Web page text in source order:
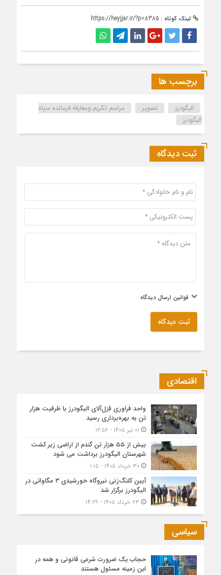
لینک کوتاه : https://heyjjar.ir/?p=8385
برچسب ها
الیگودرز تصویر
مراسم تکریم ومعارفه فرمانده سپاه
الیگودرز
ثبت دیدگاه
قوانین ارسال دیدگاه
ثبت دیدگاه
اقتصادی
واحد فراوری قزل‌آلای الیگودرز با ظرفیت هزار
تن به بهره‌برداری رسید
بیش از ۵۵ هزار تن گندم از اراضی زیر کشت
شهرستان الیگودرز برداشت می شود
۳۰ خرداد ۱۴۰۵ - ۱:۱۵
آیین کلنگ‌زنی نیروگاه خورشیدی ۳ مگاواتی در
الیگودرز برگزار شد
سیاسی
حجاب یک ضرورت شرعی قانونی و همه در
این زمینه مسئول هستند